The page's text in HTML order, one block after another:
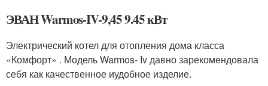
ЭВАН Warmos-IV-9,45 9.45 кВт
Электрический котел для отопления дома класса
«Комфорт» . Модель Warmos- Iv давно зарекомендовала
себя как качественное иудобное изделие.